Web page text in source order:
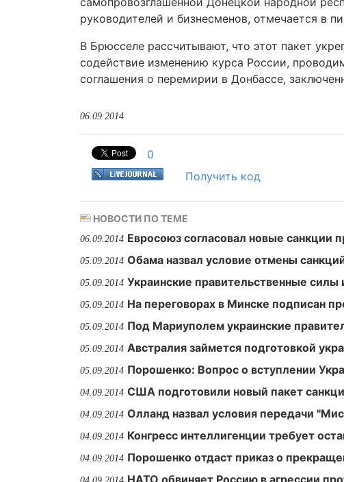
руководителей и бизнесменов, отмечается в
В Брюсселе рассчитывают, что этот пакет
содействие изменению курса России,
соглашения о перемирии в Донбассе,
06.09.2014
0
Получить код
НОВОСТИ ПО ТЕМЕ
06.09.2014 Евросоюз согласовал новые санкции
05.09.2014 Обама назвал условие отмены
05.09.2014 Украинские правительственные
05.09.2014 На переговорах в Минске подписан
05.09.2014 Под Мариуполем украинские
05.09.2014 Австралия займется подготовкой
05.09.2014 Порошенко: Вопрос о вступлении
04.09.2014 США подготовили новый пакет
04.09.2014 Олланд назвал условия передачи
04.09.2014 Конгресс интеллигенции требует
04.09.2014 Порошенко отдаст приказ о
НАТО обвиняет Россию в агрессии